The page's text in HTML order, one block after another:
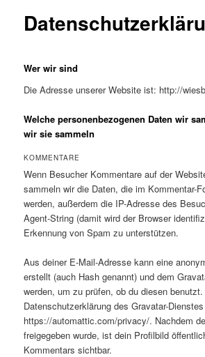
Wer wir sind
Die Adresse unserer Website ist: http://
Welche personenbezogenen Daten wir
wir sie sammeln
KOMMENTARE
Wenn Besucher Kommentare auf der
sammeln wir die Daten, die im Kommentar-
werden, außerdem die IP-Adresse des
Agent-String (damit wird der Browser
Erkennung von Spam zu unterstützen.
Aus deiner E-Mail-Adresse kann eine
erstellt (auch Hash genannt) und dem
werden, um zu prüfen, ob du diesen
Datenschutzerklärung des Gravatar-
https://automattic.com/privacy/. Nachdem
freigegeben wurde, ist dein Profilbild
Kommentars sichtbar.